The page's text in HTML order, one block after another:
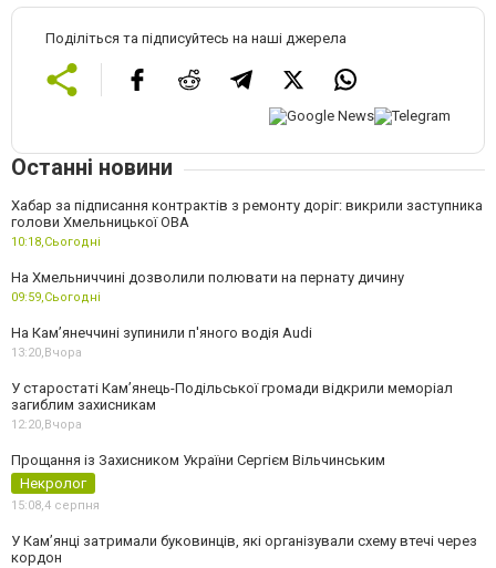
Поділіться та підписуйтесь на наші джерела
Останні новини
Хабар за підписання контрактів з ремонту доріг: викрили заступника
голови Хмельницької ОВА
10:18,Сьогодні
На Хмельниччині дозволили полювати на пернату дичину
09:59,Сьогодні
На Камʼянеччині зупинили п'яного водія Audi
13:20, Вчора
У старостаті Кам’янець-Подільської громади відкрили меморіал
загиблим захисникам
12:20, Вчора
Прощання із Захисником України Сергієм Вільчинським
Некролог
15:08,4 серпня
У Кам’янці затримали буковинців, які організували схему втечі через
кордон